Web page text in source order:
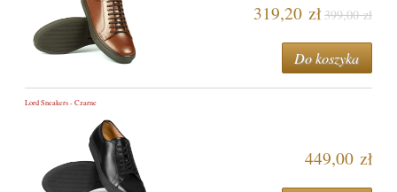
319,20 zł 399,00 zł
Do koszyka
Lord Sneakers - Czarne
449,00 zł